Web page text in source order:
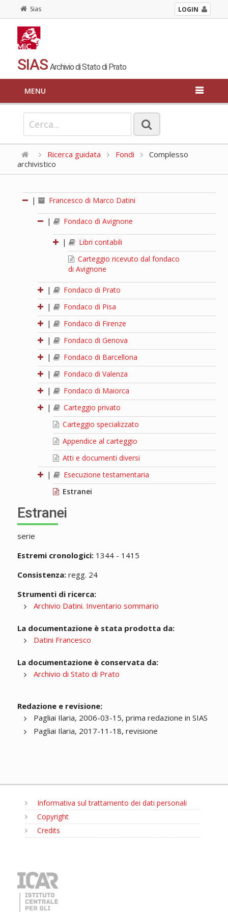
Sias LOGIN
SIAS Archivio di Stato di Prato
MENU
Ricerca guidata Fondi
Complesso
archivistico
| Francesco di Marco Datini
| Fondaco di Avignone
|
Libri contabili
Carteggio ricevuto dal fondaco
di Avignone
|
Fondaco di Prato
|
Fondaco di Pisa
|
Fondaco di Firenze
|
Fondaco di Genova
|
Fondaco di Barcellona
|
Fondaco di Valenza
|
Fondaco di Maiorca
|
Carteggio privato
Carteggio specializzato
Appendice al carteggio
Atti e documenti diversi
|
Esecuzione testamentaria
Estranei
Estranei
serie
Estremi cronologici:1344 - 1415
Consistenza:regg. 24
Strumenti di ricerca:
Archivio Datini. Inventario sommario
La documentazione è stata prodotta da:
Datini Francesco
La documentazione è conservata da:
Archivio di Stato di Prato
Redazione e revisione:
Pagliai Ilaria, 2006-03-15, prima redazione in SIAS
Pagliai Ilaria, 2017-11-18, revisione
Informativa sul trattamento dei dati personali
Copyright
Credits